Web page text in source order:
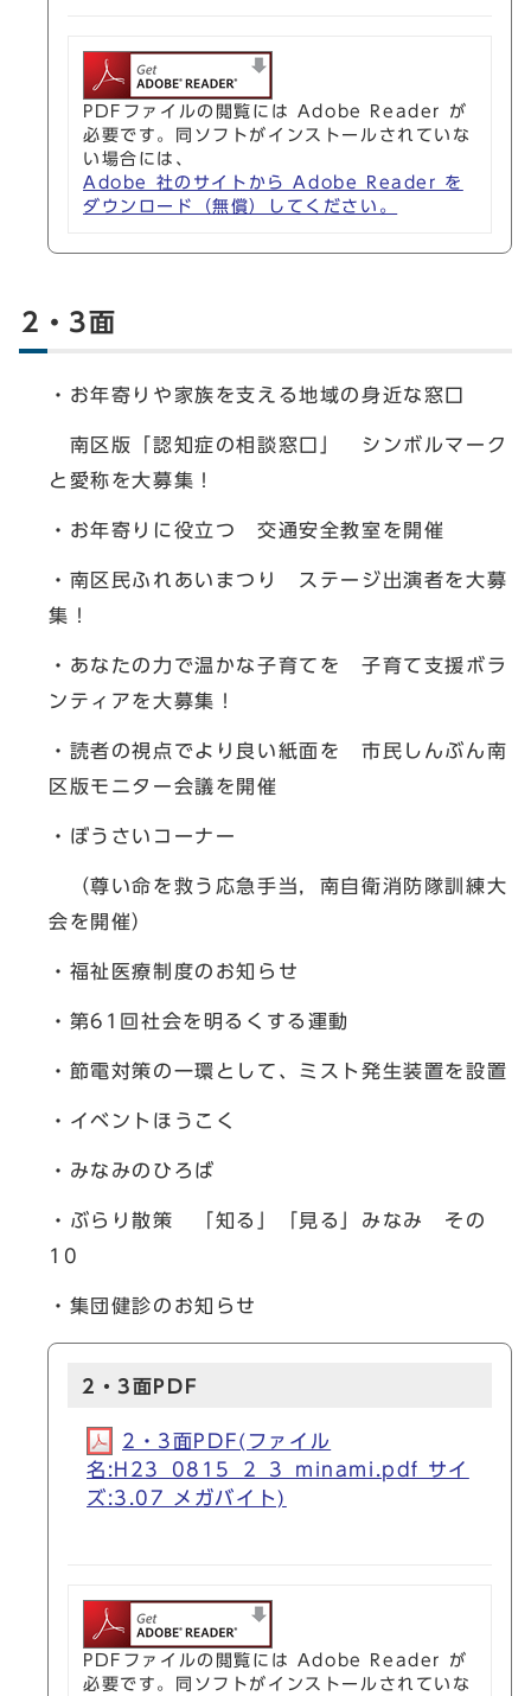
PDFファイルの閲覧には Adobe Reader が
必要です。同ソフトがインストールされていな
い場合には、
Adobe 社のサイトから Adobe Reader を
ダウンロード（無償）してください。
2・3面
・お年寄りや家族を支える地域の身近な窓口
南区版「認知症の相談窓口」 シンボルマーク
と愛称を大募集！
・お年寄りに役立つ 交通安全教室を開催
・南区民ふれあいまつり ステージ出演者を大募
集！
・あなたの力で温かな子育てを 子育て支援ボラ
ンティアを大募集！
・読者の視点でより良い紙面を 市民しんぶん南
区版モニター会議を開催
・ぼうさいコーナー
（尊い命を救う応急手当，南自衛消防隊訓練大
会を開催）
・福祉医療制度のお知らせ
・第61回社会を明るくする運動
・節電対策の一環として、ミスト発生装置を設置
・イベントほうこく
・みなみのひろば
・ぶらり散策 「知る」「見る」みなみ その
10
・集団健診のお知らせ
2・3面PDF
2・3面PDF(ファイル
名:H23_0815_2_3_minami.pdf サイ
ズ:3.07 メガバイト)
PDFファイルの閲覧には Adobe Reader が
必要です。同ソフトがインストールされていな